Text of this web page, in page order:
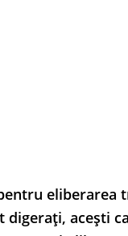
eliberarea
acești